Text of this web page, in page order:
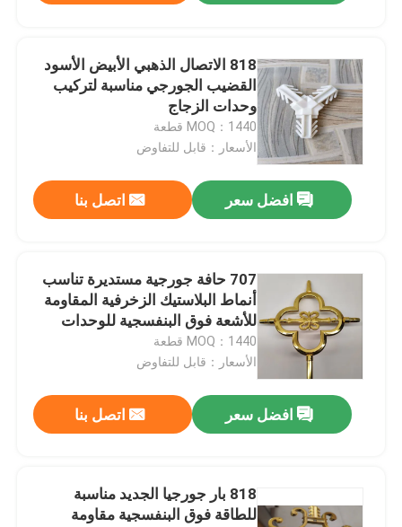
زجاج معشق معماري
818 الاتصال الذهبي الأبيض الأسود
القضيب الجورجي مناسبة لتركيب
وحدات الزجاج
MOQ：1440 قطعة
الأسعار：قابل للتفاوض
افضل سعر اتصل بنا
707 حافة جورجية مستديرة تناسب
أنماط البلاستيك الزخرفية المقاومة
للأشعة فوق البنفسجية للوحدات
الزجاجية المثبتة
MOQ：1440 قطعة
الأسعار：قابل للتفاوض
افضل سعر اتصل بنا
818 بار جورجيا الجديد مناسبة
للطاقة فوق البنفسجية مقاومة